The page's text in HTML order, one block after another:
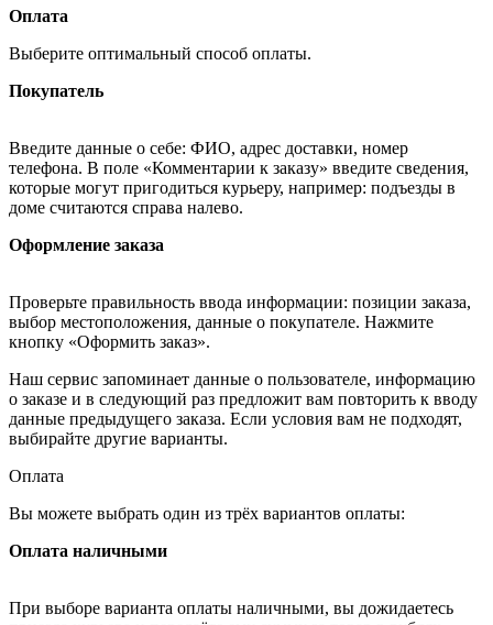
Оплата
Выберите оптимальный способ оплаты.
Покупатель
Введите данные о себе: ФИО, адрес доставки, номер
телефона. В поле «Комментарии к заказу» введите сведения,
которые могут пригодиться курьеру, например: подъезды в
доме считаются справа налево.
Оформление заказа
Проверьте правильность ввода информации: позиции заказа,
выбор местоположения, данные о покупателе. Нажмите
кнопку «Оформить заказ».
Наш сервис запоминает данные о пользователе, информацию
о заказе и в следующий раз предложит вам повторить к вводу
данные предыдущего заказа. Если условия вам не подходят,
выбирайте другие варианты.
Оплата
Вы можете выбрать один из трёх вариантов оплаты:
Оплата наличными
При выборе варианта оплаты наличными, вы дожидаетесь